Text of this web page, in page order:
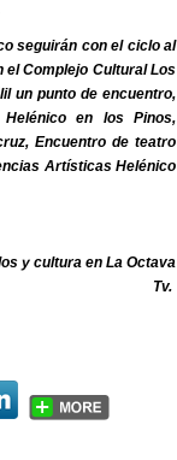
seguirán con el ciclo al
el Complejo Cultural Los
un punto de encuentro,
en los Pinos,
Encuentro de teatro
Artísticas Helénico
y cultura en La Octava
Tv.